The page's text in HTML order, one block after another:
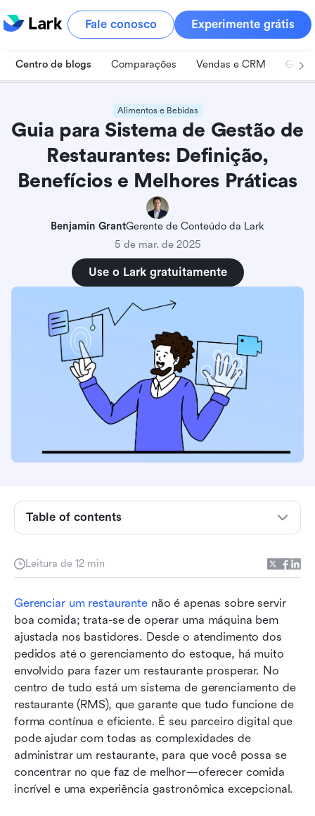
Fale conosco Experimente grátis
Centro de blogs Comparações Vendas e CRM
Alimentos e Bebidas
Guia para Sistema de Gestão de
Restaurantes: Definição,
Benefícios e Melhores Práticas
Benjamin GrantGerente de Conteúdo da Lark
5 de mar. de 2025
Use o Lark gratuitamente
Leitura de 12 min
Gerenciar um restaurante não é apenas sobre servir
boa comida; trata-se de operar uma máquina bem
ajustada nos bastidores. Desde o atendimento dos
pedidos até o gerenciamento do estoque, há muito
envolvido para fazer um restaurante prosperar. No
centro de tudo está um sistema de gerenciamento de
restaurante (RMS), que garante que tudo funcione de
forma contínua e eficiente. É seu parceiro digital que
pode ajudar com todas as complexidades de
administrar um restaurante, para que você possa se
concentrar no que faz de melhor—oferecer comida
incrível e uma experiência gastronômica excepcional.
Table of contents
restaurante?
Principais características de um sistema de
Por que seu restaurante precisa de um RMS
O que observar ao escolher um RMS
Melhores práticas para uma integração bem-
sucedida do RMS
Otimize a gestão de restaurantes com Lark
Conclusão